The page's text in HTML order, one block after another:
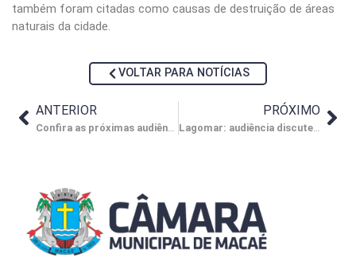
também foram citadas como causas de destruição de áreas
naturais da cidade.
VOLTAR PARA NOTÍCIAS
ANTERIOR PRÓXIMO
Lagomar: audiência discute iniciativa da Petrobras para desapropriações